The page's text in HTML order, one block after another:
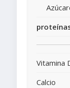
Vitamina
Calcio